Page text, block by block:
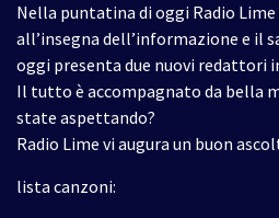
Nella puntatina di oggi Radio
all’insegna dell’informazione e il
oggi presenta due nuovi redattori
Il tutto è accompagnato da bella
state aspettando?
Radio Lime vi augura un buon
lista canzoni: